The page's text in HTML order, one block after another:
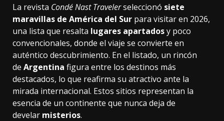
La revista Condé Nast Travelerseleccionó siete
maravillas de América del Sur para visitar en 2026,
una lista que resalta lugares apartadosy poco
convencionales, donde el viaje se convierte en
auténtico descubrimiento. En el listado, un rincón
de Argentina figura entre los destinos más
destacados, lo que reafirma su atractivo ante la
mirada internacional. Estos sitios representan la
esencia de un continente que nunca deja de
develar misterios.